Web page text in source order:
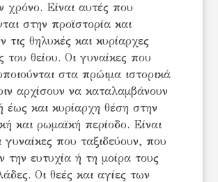
χρόνο. Είναι αυτές που
στην προϊστορία και
τις θηλυκές και κυρίαρχες
του θείου. Οι γυναίκες που
στα πρώιμα ιστορικά
αρχίσουν να καταλαμβάνουν
έως και κυρίαρχη θέση στην
και ρωμαϊκή περίοδο. Είναι
γυναίκες που ταξιδεύουν, που
την ευτυχία ή τη μοίρα τους
Οι θεές και αγίες των